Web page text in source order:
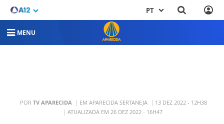
PT
MENU
POR TV APARECIDA EM APARECIDA SERTANEJA
13 DEZ 2022 - 12H38
ATUALIZADA EM 26 DEZ 2022 - 16H47